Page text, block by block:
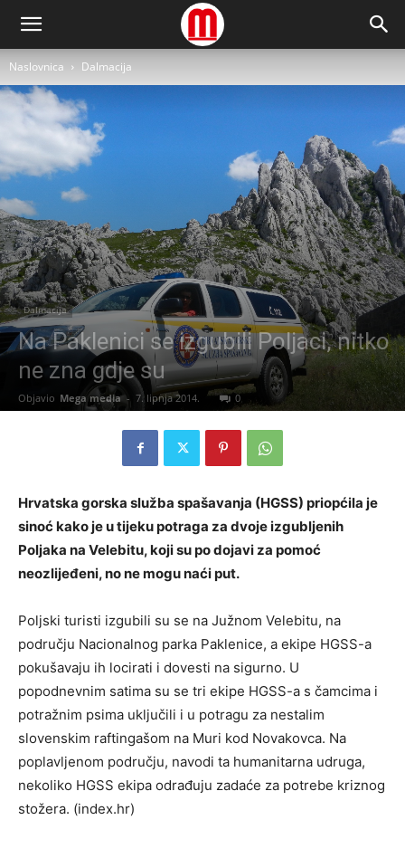
Naslovnica Dalmacija
Dalmacija
Na Paklenici se izgubili Poljaci, nitko
ne zna gdje su
Objavio Mega media - 7. lipnja 2014. 0
Hrvatska gorska služba spašavanja (HGSS) priopćila je
sinoć kako je u tijeku potraga za dvoje izgubljenih
Poljaka na Velebitu, koji su po dojavi za pomoć
neozlijeđeni, no ne mogu naći put.
Poljski turisti izgubili su se na Južnom Velebitu, na
području Nacionalnog parka Paklenice, a ekipe HGSS-a
pokušavaju ih locirati i dovesti na sigurno. U
popodnevnim satima su se tri ekipe HGSS-a s čamcima i
potražnim psima uključili i u potragu za nestalim
slovenskim raftingašom na Muri kod Novakovca. Na
poplavljenom području, navodi ta humanitarna udruga,
nekoliko HGSS ekipa odrađuju zadaće za potrebe kriznog
stožera. (index.hr)